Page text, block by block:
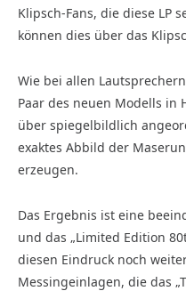
Klipsch-Fans, die diese LP
können dies über das
Wie bei allen
Paar des neuen Modells
über spiegelbildlich
exaktes Abbild der
erzeugen.
Das Ergebnis ist eine
und das „Limited Edition
diesen Eindruck noch
Messingeinlagen, die das